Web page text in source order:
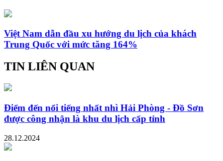
Việt Nam dẫn đầu xu hướng du lịch của khách
Trung Quốc với mức tăng 164%
TIN LIÊN QUAN
Điểm đến nổi tiếng nhất nhì Hải Phòng - Đồ Sơn
được công nhận là khu du lịch cấp tỉnh
28.12.2024